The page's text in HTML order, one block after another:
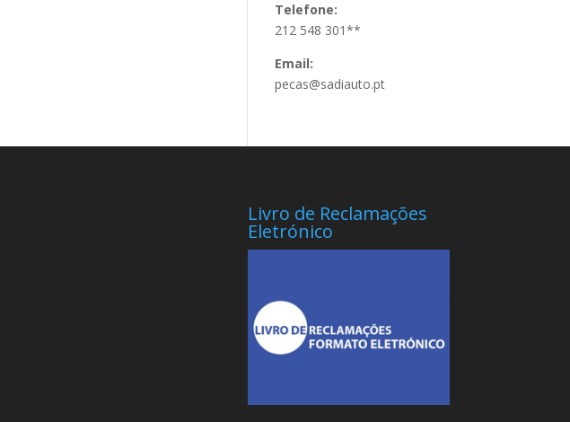
Telefone:
212 548 301**
Email:
pecas@sadiauto.pt
Livro de Reclamações
Eletrónico